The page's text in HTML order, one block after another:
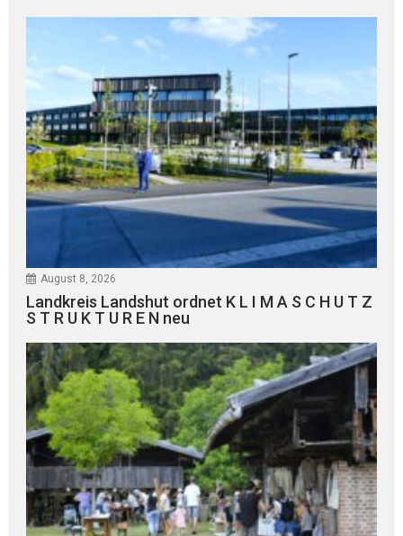
August 8, 2026
Landkreis Landshut ordnet K L I M A S C H U T Z
S T R U K T U R E N neu